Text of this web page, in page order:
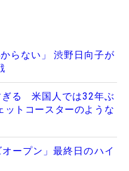
らない」 渋野日向子が
ぎる 米国人では32年ぶ
ットコースターのような
ープン」最終日のハイ